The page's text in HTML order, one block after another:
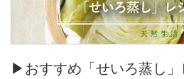
▶おすすめ「せいろ蒸し